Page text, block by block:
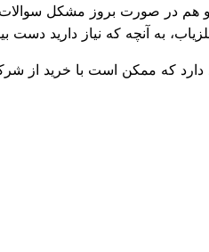
و هم در صورت بروز مشکل
به آنچه که نیاز دارید دست
که ممکن است با خرید از